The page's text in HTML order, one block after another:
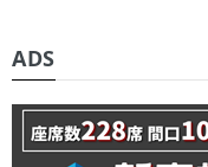
ADS